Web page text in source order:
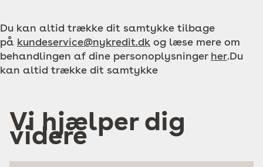
Du kan altid trække dit samtykke tilbage
på kundeservice@nykredit.dk og læse mere om
behandlingen af dine personoplysninger her.Du
kan altid trække dit samtykke
Vi hjælper dig
videre